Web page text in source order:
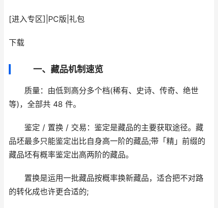
[进入专区] PC版 礼包
下载
一、藏品机制速览
质量：由低到高分多个档(稀有、史诗、传奇、绝世
等)，全部共 48 件。
鉴定 / 置换 / 交易：鉴定是藏品的主要获取途径。藏
品坯最多只能鉴定出比自身高一阶的藏品;带「精」前缀的
藏品坯有概率鉴定出高两阶的藏品。
置换是运用一批藏品按概率换新藏品，适合把不对路
的转化成也许更合适的;